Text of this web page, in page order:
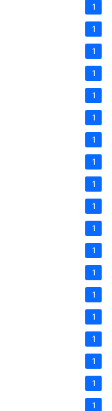
1
1
1
1
1
1
1
1
1
1
1
1
1
1
1
1
1
1
1